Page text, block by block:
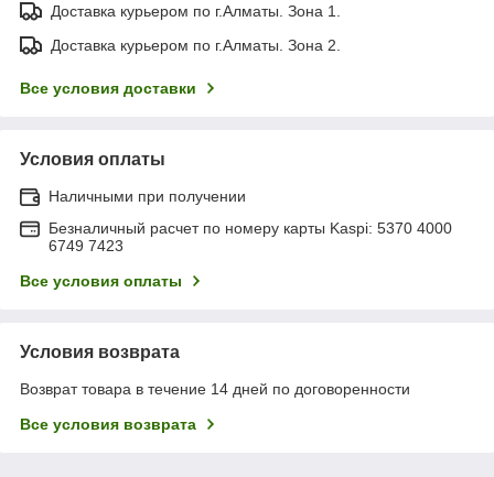
Доставка курьером по г.Алматы. Зона 1.
Доставка курьером по г.Алматы. Зона 2.
Все условия доставки
Условия оплаты
Наличными при получении
Безналичный расчет по номеру карты Kaspi: 5370 4000
6749 7423
Все условия оплаты
Условия возврата
Возврат товара в течение 14 дней по договоренности
Все условия возврата